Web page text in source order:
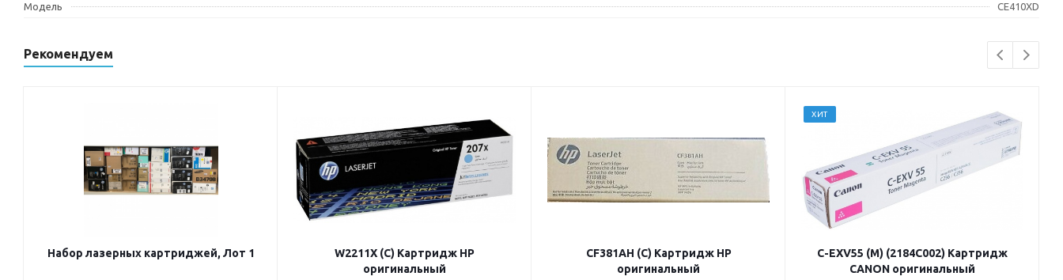
Модель
CE410XD
Рекомендуем
Набор лазерных картриджей, Лот 1
W2211X (C) Картридж HP
оригинальный
CF381AH (C) Картридж HP
оригинальный
ХИТ
C-EXV55 (M) (2184C002) Картридж
CANON оригинальный